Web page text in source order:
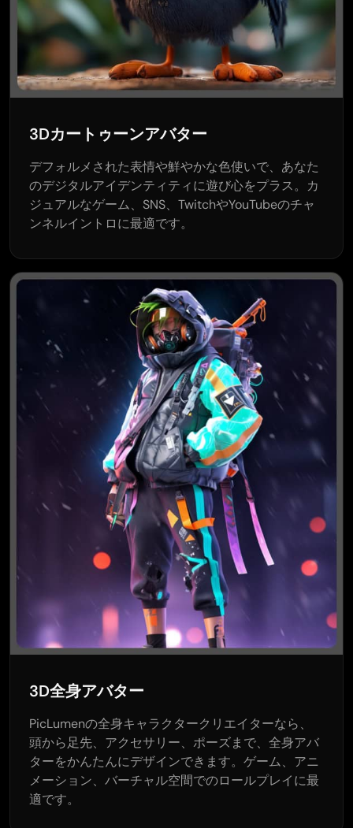
3Dカートゥーンアバター
デフォルメされた表情や鮮やかな色使いで、あなた
のデジタルアイデンティティに遊び心をプラス。カ
ジュアルなゲーム、SNS、TwitchやYouTubeのチャ
ンネルイントロに最適です。
3D全身アバター
PicLumenの全身キャラクタークリエイターなら、
頭から足先、アクセサリー、ポーズまで、全身アバ
ターをかんたんにデザインできます。ゲーム、アニ
メーション、バーチャル空間でのロールプレイに最
適です。